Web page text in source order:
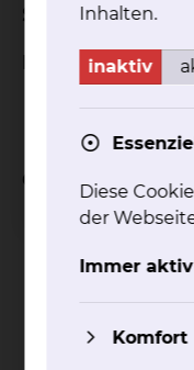
Holwedestraße
Hals-, Nasen
HNW
Celler Straße (S3):
Klinik für
Kreißsaal
Neonatologie
Inhalten.
inaktiv
Diese
der
Immer aktiv
Komfort